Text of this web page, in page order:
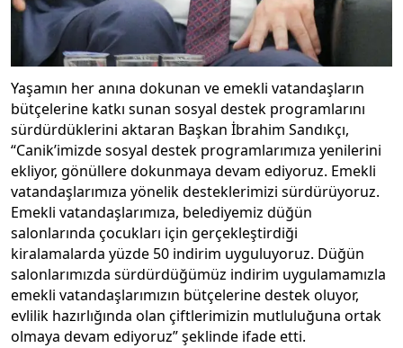
Yaşamın her anına dokunan ve emekli vatandaşların
bütçelerine katkı sunan sosyal destek programlarını
sürdürdüklerini aktaran Başkan İbrahim Sandıkçı,
“Canik’imizde sosyal destek programlarımıza yenilerini
ekliyor, gönüllere dokunmaya devam ediyoruz. Emekli
vatandaşlarımıza yönelik desteklerimizi sürdürüyoruz.
Emekli vatandaşlarımıza, belediyemiz düğün
salonlarında çocukları için gerçekleştirdiği
kiralamalarda yüzde 50 indirim uyguluyoruz. Düğün
salonlarımızda sürdürdüğümüz indirim uygulamamızla
emekli vatandaşlarımızın bütçelerine destek oluyor,
evlilik hazırlığında olan çiftlerimizin mutluluğuna ortak
olmaya devam ediyoruz” şeklinde ifade etti.